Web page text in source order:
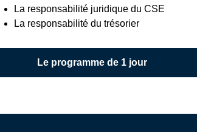
La responsabilité juridique du CSE
La responsabilité du trésorier
Le programme de 1 jour